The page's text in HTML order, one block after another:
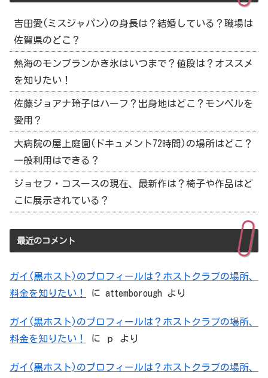
吉田愛(ミスジャパン)の身長は？結婚している？職場は
佐賀県のどこ？
熱海のモンブランかき氷はいつまで？値段は？オススメ
を知りたい！
佐藤ジョアナ玲子はハーフ？出身地はどこ？モンベルを
愛用？
大病院の屋上庭園(ドキュメント72時間)の場所はどこ？
一般利用はできる？
ジョセフ・コスースの現在、最新作は？椅子や作品はど
こに展示されている？
最近のコメント
ガイ(黒ホスト)のプロフィールは？ホストクラブの場所、
料金を知りたい！
に attemborough より
ガイ(黒ホスト)のプロフィールは？ホストクラブの場所、
料金を知りたい！
に ｐ より
ガイ(黒ホスト)のプロフィールは？ホストクラブの場所、